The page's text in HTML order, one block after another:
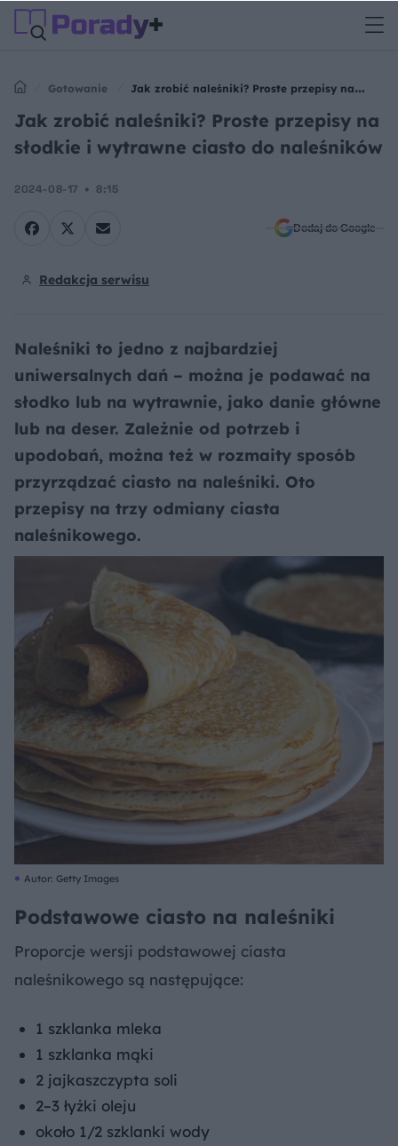
Gotowanie
Jak zrobić naleśniki? Proste przepisy na
słodkie i wytrawne ciasto do naleśników
Jak zrobić naleśniki? Proste przepisy na
słodkie i wytrawne ciasto do naleśników
2024-08-17 8:15
Dodaj do Google
Redakcja serwisu
Naleśniki to jedno z najbardziej
uniwersalnych dań – można je podawać na
słodko lub na wytrawnie, jako danie główne
lub na deser. Zależnie od potrzeb i
upodobań, można też w rozmaity sposób
przyrządzać ciasto na naleśniki. Oto
przepisy na trzy odmiany ciasta
naleśnikowego.
Autor: Getty Images
Podstawowe ciasto na naleśniki
Proporcje wersji podstawowej ciasta
naleśnikowego są następujące:
1 szklanka mleka
1 szklanka mąki
2 jajkaszczypta soli
2–3 łyżki oleju
około 1/2 szklanki wody